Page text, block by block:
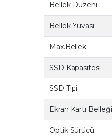
Bellek Düzeni
Bellek Yuvası
Max.Bellek
SSD Kapasitesi
SSD Tipi
Ekran Kartı Belleği
Optik Sürücü